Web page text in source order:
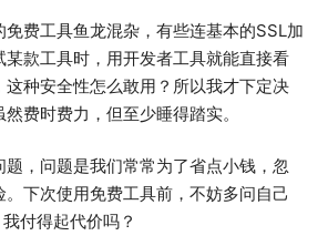
费工具鱼龙混杂，有些连基本的SSL加
某款工具时，用开发者工具就能直接看
种安全性怎么敢用？所以我才下定决
费时费力，但至少睡得踏实。
，问题是我们常常为了省点小钱，忽
下次使用免费工具前，不妨多问自己
付得起代价吗？